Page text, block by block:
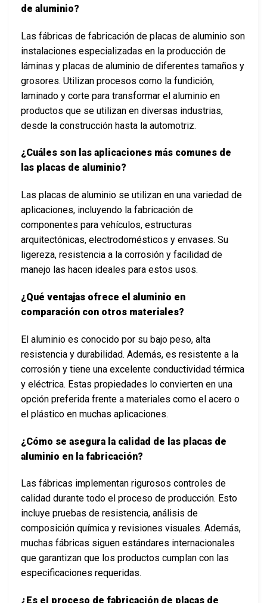
de aluminio?
Las fábricas de fabricación de placas de aluminio son
instalaciones especializadas en la producción de
láminas y placas de aluminio de diferentes tamaños y
grosores. Utilizan procesos como la fundición,
laminado y corte para transformar el aluminio en
productos que se utilizan en diversas industrias,
desde la construcción hasta la automotriz.
¿Cuáles son las aplicaciones más comunes de
las placas de aluminio?
Las placas de aluminio se utilizan en una variedad de
aplicaciones, incluyendo la fabricación de
componentes para vehículos, estructuras
arquitectónicas, electrodomésticos y envases. Su
ligereza, resistencia a la corrosión y facilidad de
manejo las hacen ideales para estos usos.
¿Qué ventajas ofrece el aluminio en
comparación con otros materiales?
El aluminio es conocido por su bajo peso, alta
resistencia y durabilidad. Además, es resistente a la
corrosión y tiene una excelente conductividad térmica
y eléctrica. Estas propiedades lo convierten en una
opción preferida frente a materiales como el acero o
el plástico en muchas aplicaciones.
¿Cómo se asegura la calidad de las placas de
aluminio en la fabricación?
Las fábricas implementan rigurosos controles de
calidad durante todo el proceso de producción. Esto
incluye pruebas de resistencia, análisis de
composición química y revisiones visuales. Además,
muchas fábricas siguen estándares internacionales
que garantizan que los productos cumplan con las
especificaciones requeridas.
¿Es el proceso de fabricación de placas de